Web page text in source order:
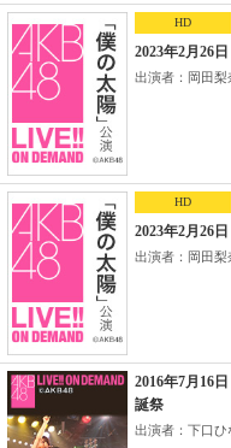
HD
2023年2月26
出演者：岡田梨
HD
2023年2月26
出演者：岡田梨
2016年7月16
誕祭
出演者：下口ひ